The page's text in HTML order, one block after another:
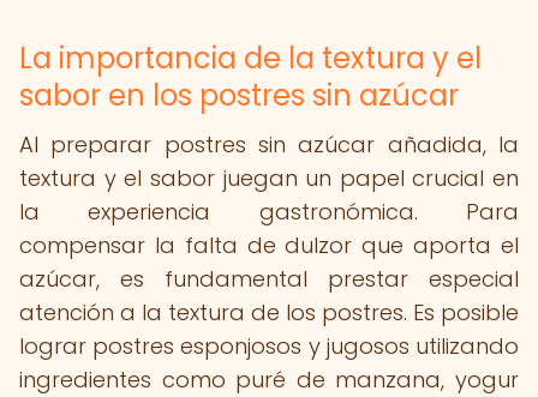
La importancia de la textura y el
sabor en los postres sin azúcar
Al preparar postres sin azúcar añadida, la
textura y el sabor juegan un papel crucial en
la experiencia gastronómica. Para
compensar la falta de dulzor que aporta el
azúcar, es fundamental prestar especial
atención a la textura de los postres. Es posible
lograr postres esponjosos y jugosos utilizando
ingredientes como puré de manzana, yogur